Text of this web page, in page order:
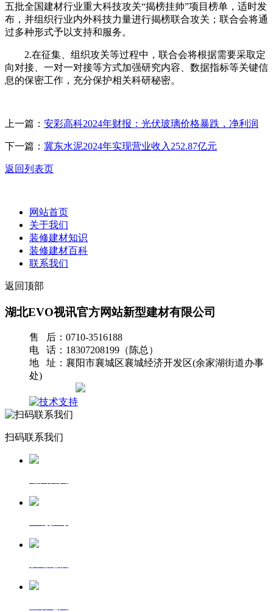
五批全国建材行业重大科技攻关“揭榜挂帅”项目榜单，适时发
布，并组织行业内外科技力量进行揭榜联合攻关；联合会将通
过多种形式予以支持和服务。
2.在征集、组织攻关等过程中，联合会将根据需要采取定
向对接、一对一对接等方式加强研究内容、数据指标等关键信
息的保密工作，充分保护相关科研秘密。
上一篇： 安彩高科2024年财报：光伏玻璃价格暴跌，净利润
下一篇： 冀东水泥2024年实现营业收入252.87亿元
返回列表页
网站首页
关于我们
装修建材知识
装修建材百科
联系我们
返回顶部
湖北EVO视讯官方网站新型建材有限公司
售 后：0710-3516188
电 话：18307208199（陈总）
地 址：襄阳市襄城区襄城经济开发区(余家湖街道办事
处)
扫码联系我们